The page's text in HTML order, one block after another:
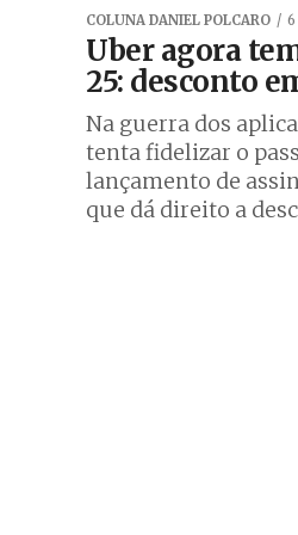
COLUNA DANIEL POLCARO 6
Uber agora
25: desconto
Na guerra dos
tenta fidelizar o
lançamento de
que dá direito a